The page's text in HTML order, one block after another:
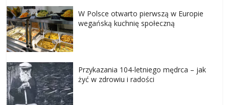
W Polsce otwarto pierwszą w Europie
wegańską kuchnię społeczną
Przykazania 104-letniego mędrca – jak
żyć w zdrowiu i radości